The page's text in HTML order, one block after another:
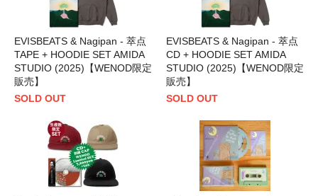
EVISBEATS & Nagipan - 萃点
TAPE + HOODIE SET AMIDA
STUDIO (2025)【WENOD限定
販売】
SOLD OUT
EVISBEATS & Nagipan - 萃点
CD + HOODIE SET AMIDA
STUDIO (2025)【WENOD限定
販売】
SOLD OUT